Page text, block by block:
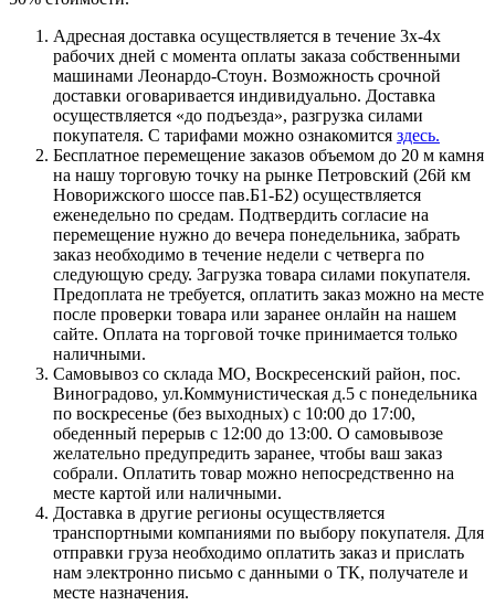
Адресная доставка осуществляется в течение 3х-4х
рабочих дней с момента оплаты заказа собственными
машинами Леонардо-Стоун. Возможность срочной
доставки оговаривается индивидуально. Доставка
осуществляется «до подъезда», разгрузка силами
покупателя. С тарифами можно ознакомится здесь.
Бесплатное перемещение заказов объемом до 20 м камня
на нашу торговую точку на рынке Петровский (26й км
Новорижского шоссе пав.Б1-Б2) осуществляется
еженедельно по средам. Подтвердить согласие на
перемещение нужно до вечера понедельника, забрать
заказ необходимо в течение недели с четверга по
следующую среду. Загрузка товара силами покупателя.
Предоплата не требуется, оплатить заказ можно на месте
после проверки товара или заранее онлайн на нашем
сайте. Оплата на торговой точке принимается только
наличными.
Самовывоз со склада МО, Воскресенский район, пос.
Виноградово, ул.Коммунистическая д.5 с понедельника
по воскресенье (без выходных) с 10:00 до 17:00,
обеденный перерыв с 12:00 до 13:00. О самовывозе
желательно предупредить заранее, чтобы ваш заказ
собрали. Оплатить товар можно непосредственно на
месте картой или наличными.
Доставка в другие регионы осуществляется
транспортными компаниями по выбору покупателя. Для
отправки груза необходимо оплатить заказ и прислать
нам электронно письмо с данными о ТК, получателе и
месте назначения.